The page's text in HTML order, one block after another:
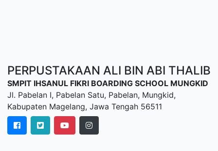
PERPUSTAKAAN ALI BIN ABI THALIB
SMPIT IHSANUL FIKRI BOARDING SCHOOL MUNGKID
Jl. Pabelan I, Pabelan Satu, Pabelan, Mungkid,
Kabupaten Magelang, Jawa Tengah 56511